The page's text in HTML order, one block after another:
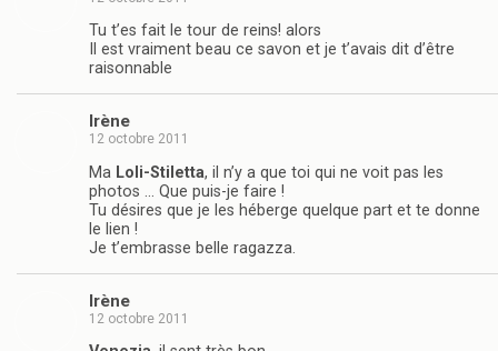
Tu t’es fait le tour de reins! alors
Il est vraiment beau ce savon et je t’avais dit d’être
raisonnable
Irène
12 octobre 2011
Ma Loli-Stiletta, il n’y a que toi qui ne voit pas les
photos … Que puis-je faire !
Tu désires que je les héberge quelque part et te donne
le lien !
Je t’embrasse belle ragazza.
Irène
12 octobre 2011